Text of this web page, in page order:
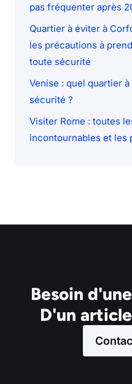
pas fréquenter après
Quartier à éviter à
les précautions à
toute sécurité
Venise : quel quartier
sécurité ?
Visiter Rome : toutes
incontournables et les
Besoin
D'un